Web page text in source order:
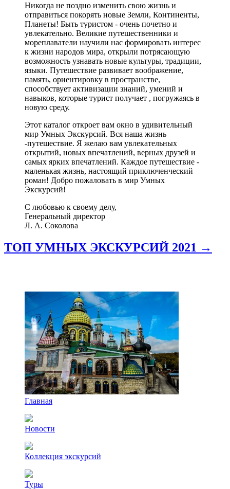
Никогда не поздно изменить свою жизнь и
отправиться покорять новые Земли, Континенты,
Планеты! Быть туристом - очень почетно и
увлекательно. Великие путешественники и
мореплаватели научили нас формировать интерес
к жизни народов мира, открыли потрясающую
возможность узнавать новые культуры, традиции,
языки. Путешествие развивает воображение,
память, ориентировку в пространстве,
способствует активизации знаний, умений и
навыков, которые турист получает , погружаясь в
новую среду.
Этот каталог откроет вам окно в удивительный
мир Умных Экскурсий. Вся наша жизнь
-путешествие. Я желаю вам увлекательных
открытий, новых впечатлений, верных друзей и
самых ярких впечатлений. Каждое путешествие -
маленькая жизнь, настоящий приключенческий
роман! Добро пожаловать в мир Умных
Экскурсий!
С любовью к своему делу,
Генеральный директор
Л. А. Соколова
ТОП УМНЫХ ЭКСКУРСИЙ 2021 →
Главная
Новости
Коллекция экскурсий
Туры